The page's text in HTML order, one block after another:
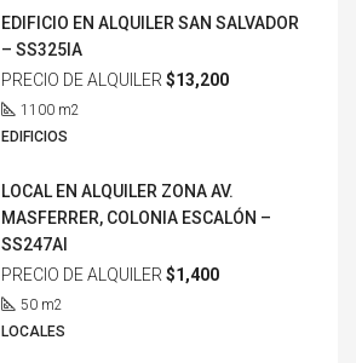
EDIFICIO EN ALQUILER SAN SALVADOR
– SS325IA
PRECIO DE ALQUILER $13,200
1100 m2
EDIFICIOS
LOCAL EN ALQUILER ZONA AV.
MASFERRER, COLONIA ESCALÓN –
SS247AI
PRECIO DE ALQUILER $1,400
50 m2
LOCALES